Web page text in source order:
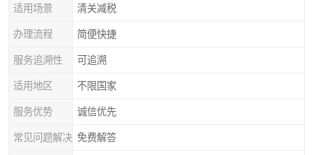
适用场景 清关减税
办理流程 简便快捷
服务追溯性 可追溯
适用地区 不限国家
服务优势 诚信优先
常见问题解决 免费解答